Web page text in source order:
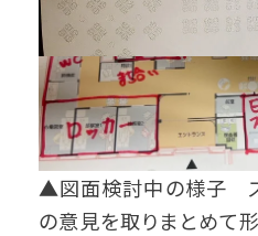
▲図面検討中の様子 ス
の意見を取りまとめて